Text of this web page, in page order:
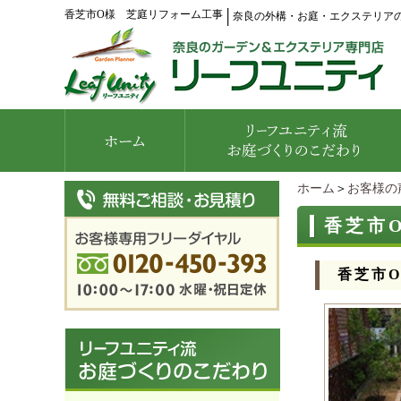
香芝市O様 芝庭リフォーム工事 奈良の外構・お庭・エクステリア
ホーム ＞ お客様の
香芝市
香芝市